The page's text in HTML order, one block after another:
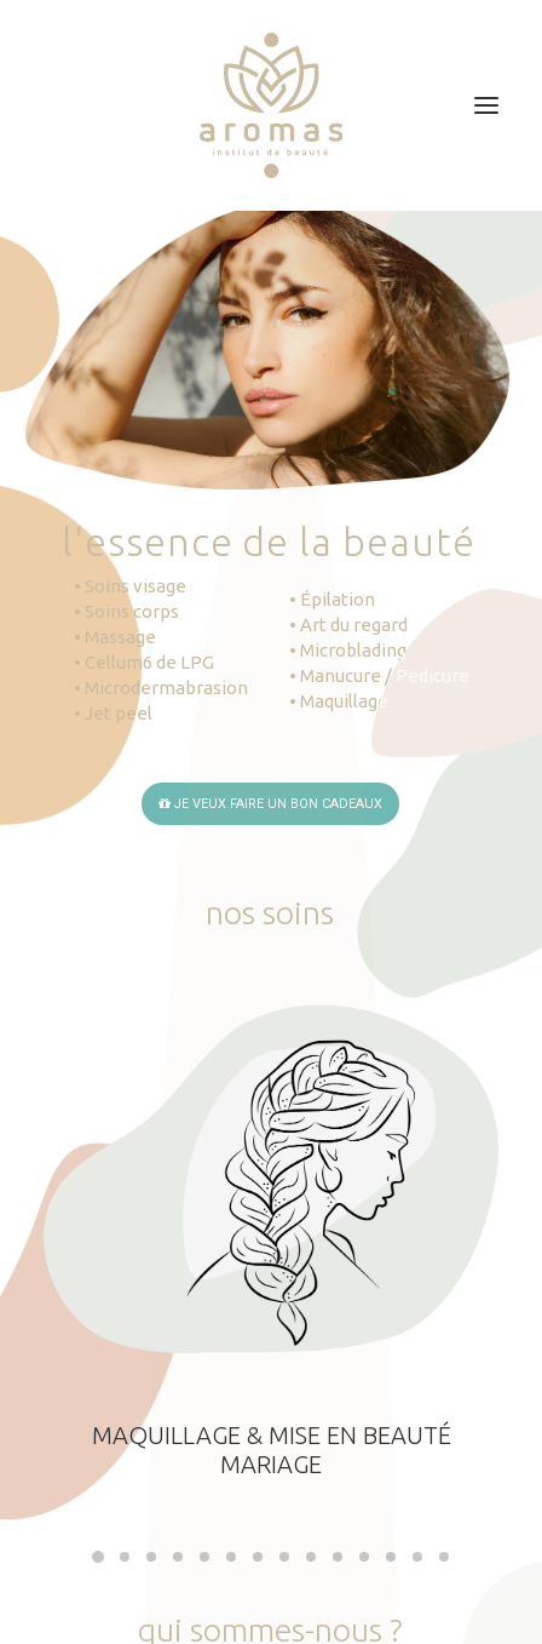
Soins
Je veux faire un bon cadeau
Plan d’accès
Prendre RDV
'essence de la beauté
• Soins visage
• Soins corps
• Massage
• Cellum6 de LPG
• Microdermabrasion
• Jet peel
• Épilation
• Art du regard
• Microblading
• Manucure / Pédicure
• Maquillage
JE VEUX FAIRE UN BON CADEAUX
nos soins
MAQUILLAGE & MISE EN BEAUTÉ
MARIAGE
qui sommes-nous ?